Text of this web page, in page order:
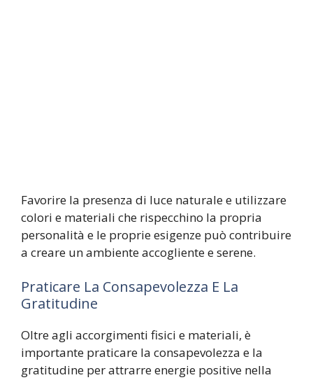
Favorire la presenza di luce naturale e utilizzare
colori e materiali che rispecchino la propria
personalità e le proprie esigenze può contribuire
a creare un ambiente accogliente e serene.
Praticare La Consapevolezza E La
Gratitudine
Oltre agli accorgimenti fisici e materiali, è
importante praticare la consapevolezza e la
gratitudine per attrarre energie positive nella